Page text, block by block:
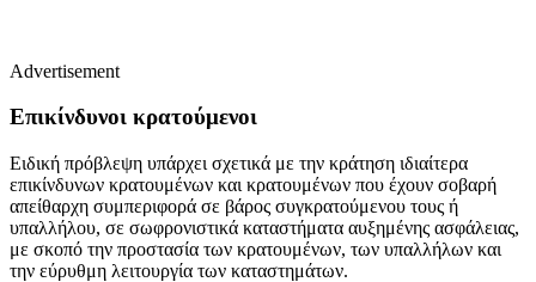
Advertisement
Επικίνδυνοι κρατούμενοι
Ειδική πρόβλεψη υπάρχει σχετικά με την κράτηση ιδιαίτερα
επικίνδυνων κρατουμένων και κρατουμένων που έχουν σοβαρή
απείθαρχη συμπεριφορά σε βάρος συγκρατούμενου τους ή
υπαλλήλου, σε σωφρονιστικά καταστήματα αυξημένης ασφάλειας,
με σκοπό την προστασία των κρατουμένων, των υπαλλήλων και
την εύρυθμη λειτουργία των καταστημάτων.